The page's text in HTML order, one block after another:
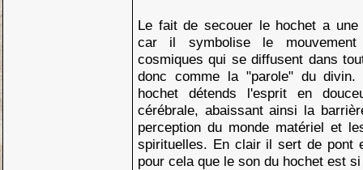
Le fait de secouer le hochet a une
car il symbolise le
cosmiques qui se diffusent dans
donc comme la "parole" du
hochet détends l'esprit en
cérébrale, abaissant ainsi la
perception du monde matériel et
spirituelles. En clair il sert de pont
pour cela que le son du hochet est